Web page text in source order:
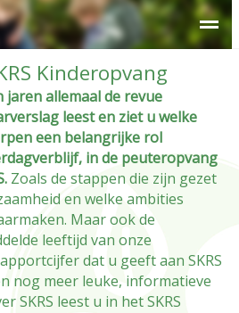
Peuteropvang
Kinderopvang
allemaal de revue
leest en ziet u welke
een belangrijke rol
in de peuteropvang
Zoals de stappen die zijn gezet
en welke ambities
Maar ook de
leeftijd van onze
dat u geeft aan SKRS
nog meer leuke, informatieve
SKRS leest u in het SKRS